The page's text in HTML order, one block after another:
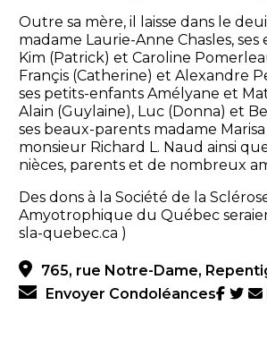
Outre sa mère, il laisse dans le
madame Laurie-Anne Chasles, ses
Kim (Patrick) et Caroline
Françis (Catherine) et Alexandre
ses petits-enfants Amélyane et
Alain (Guylaine), Luc (Donna) et
ses beaux-parents madame
monsieur Richard L. Naud ainsi
nièces, parents et de nombreux
Des dons à la Société de la
Amyotrophique du Québec
sla-quebec.ca )
765, rue Notre-Dame,
Envoyer Condoléances